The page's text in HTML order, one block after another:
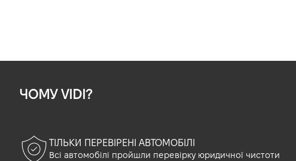
ЧОМУ VIDI?
ТІЛЬКИ ПЕРЕВІРЕНІ АВТОМОБІЛІ
Всі автомобілі пройшли перевірку юридичної чистоти